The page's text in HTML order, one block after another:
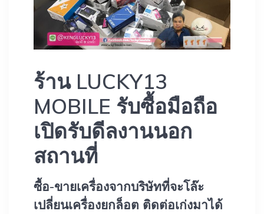
ร้าน LUCKY13
MOBILE รับซื้อมือถือ
เปิดรับดีลงานนอก
สถานที่
ซื้อ-ขายเครื่องจากบริษัทที่จะโล๊ะ
เปลี่ยนเครื่องยกล็อต ติดต่อเก่งมาได้